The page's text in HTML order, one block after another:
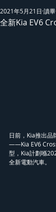
全新Kia EV6
2021年5月21日 讀
日前，Kia推出品
——Kia EV6
型，Kia計劃喺
全新電動汽車。